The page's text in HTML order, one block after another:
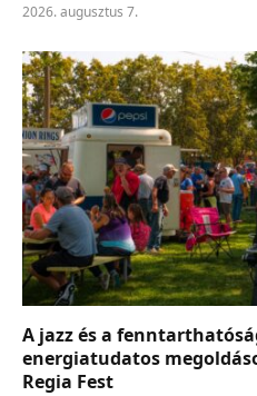
2026. augusztus 7.
A jazz és a
energiatudatos
Regia Fest